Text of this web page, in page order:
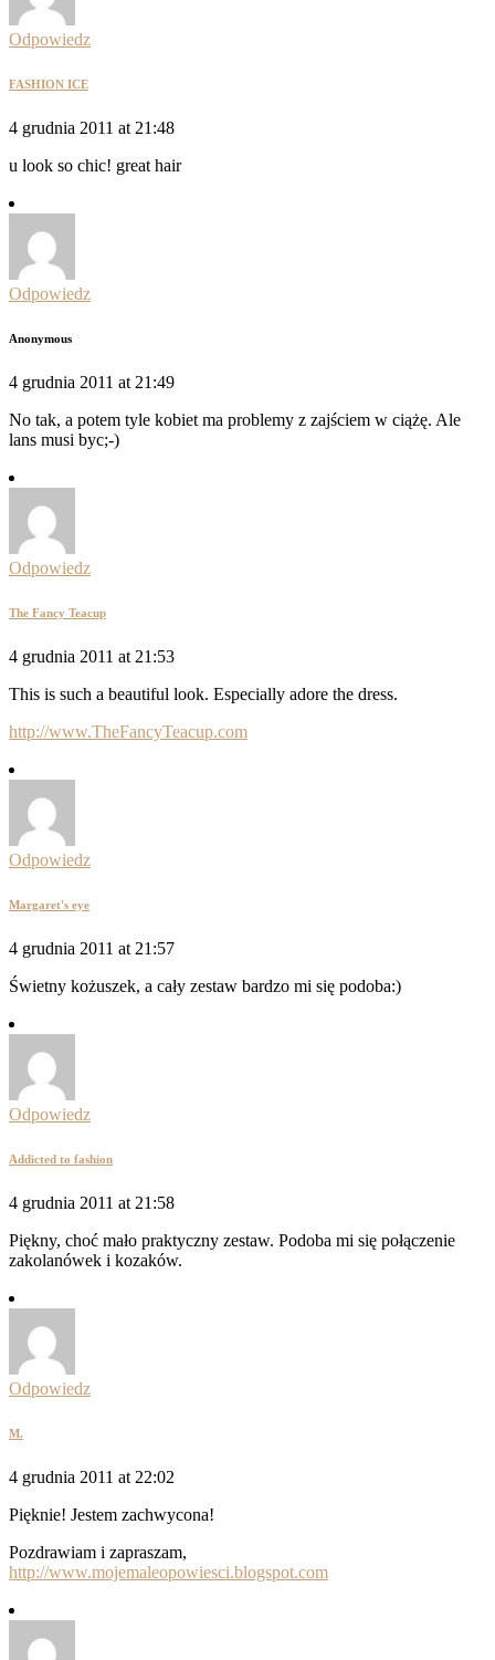
Odpowiedz
FASHION ICE
4 grudnia 2011 at 21:48
u look so chic! great hair
Odpowiedz
Anonymous
4 grudnia 2011 at 21:49
No tak, a potem tyle kobiet ma problemy z zajściem w ciążę. Ale
lans musi byc;-)
Odpowiedz
The Fancy Teacup
4 grudnia 2011 at 21:53
This is such a beautiful look. Especially adore the dress.
http://www.TheFancyTeacup.com
Odpowiedz
Margaret's eye
4 grudnia 2011 at 21:57
Świetny kożuszek, a cały zestaw bardzo mi się podoba:)
Odpowiedz
Addicted to fashion
4 grudnia 2011 at 21:58
Piękny, choć mało praktyczny zestaw. Podoba mi się połączenie
zakolanówek i kozaków.
Odpowiedz
M.
4 grudnia 2011 at 22:02
Pięknie! Jestem zachwycona!
Pozdrawiam i zapraszam,
http://www.mojemaleopowiesci.blogspot.com